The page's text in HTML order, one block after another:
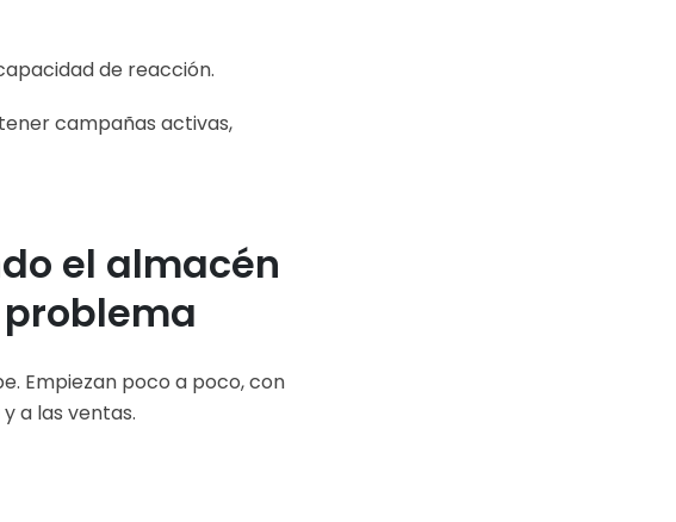
de reacción.
campañas activas,
el almacén
Empiezan poco a poco, con
a las ventas.